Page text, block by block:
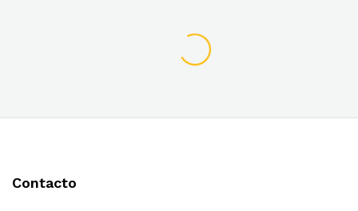
Contacto